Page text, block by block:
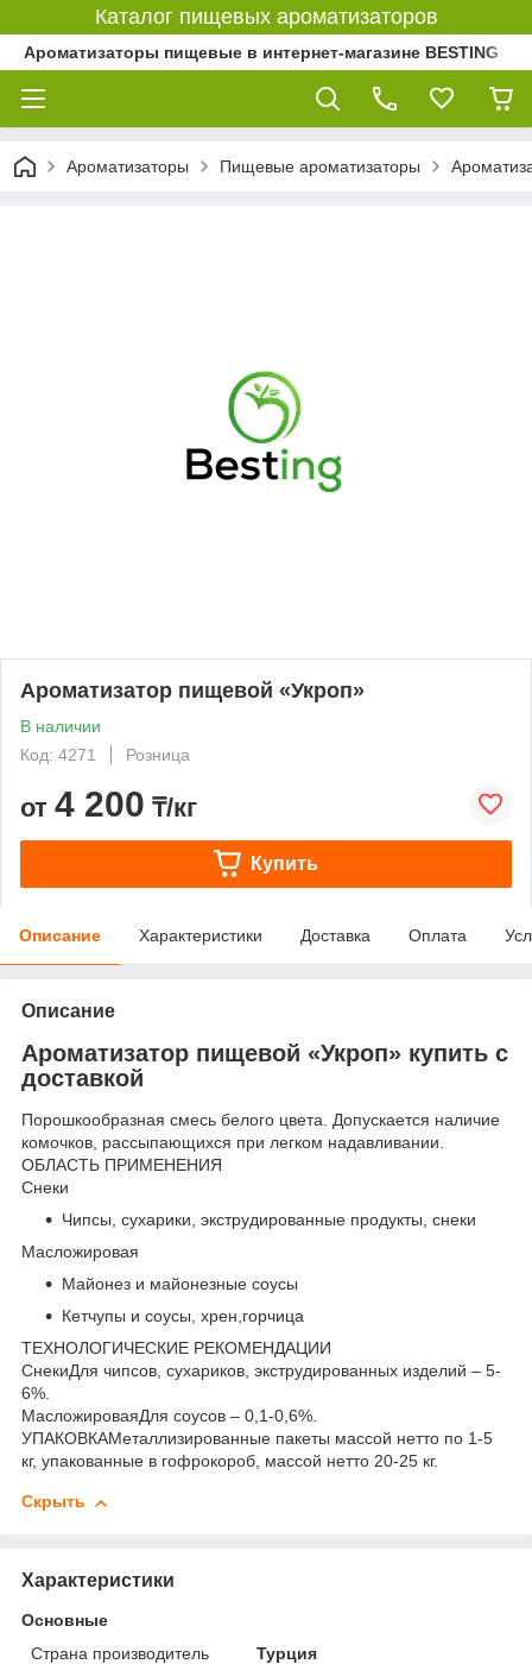
Каталог пищевых ароматизаторов
Ароматизаторы пищевые в интернет-магазине BESTING
Ароматизаторы Пищевые ароматизаторы
Ароматизатор пищевой «Укроп»
В наличии
Код: 4271
Розница
от 4 200 ₸/кг
Купить
Описание Характеристики Доставка Оплата
Описание
Ароматизатор пищевой «Укроп» купить с
доставкой
Порошкообразная смесь белого цвета. Допускается наличие
комочков, рассыпающихся при легком надавливании.
ОБЛАСТЬ ПРИМЕНЕНИЯ
Снеки
Чипсы, сухарики, экструдированные продукты, снеки
Масложировая
Майонез и майонезные соусы
Кетчупы и соусы, хрен,горчица
ТЕХНОЛОГИЧЕСКИЕ РЕКОМЕНДАЦИИ
СнекиДля чипсов, сухариков, экструдированных изделий – 5-
6%.
МасложироваяДля соусов – 0,1-0,6%.
УПАКОВКАМеталлизированные пакеты массой нетто по 1-5
кг, упакованные в гофрокороб, массой нетто 20-25 кг.
Скрыть
Характеристики
Основные
Страна производитель
Турция